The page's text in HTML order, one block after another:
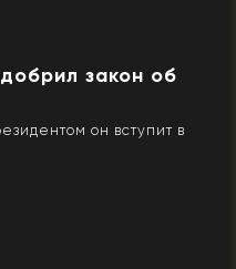
закон об
он вступит в